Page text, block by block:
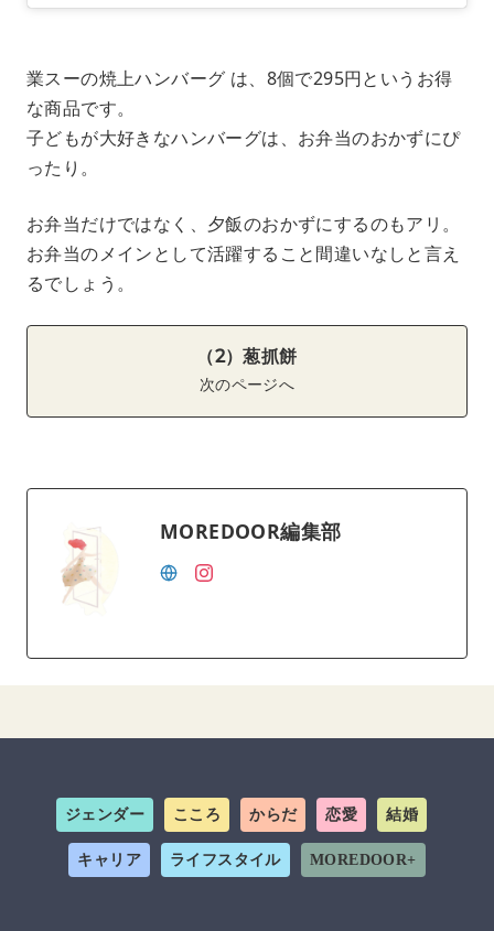
業スーの焼上ハンバーグ は、8個で295円というお得
な商品です。
子どもが大好きなハンバーグは、お弁当のおかずにぴ
ったり。
お弁当だけではなく、夕飯のおかずにするのもアリ。
お弁当のメインとして活躍すること間違いなしと言え
るでしょう。
（2）葱抓餅
次のページへ
MOREDOOR編集部
ジェンダー こころ からだ 恋愛 結婚
キャリア ライフスタイル MOREDOOR+